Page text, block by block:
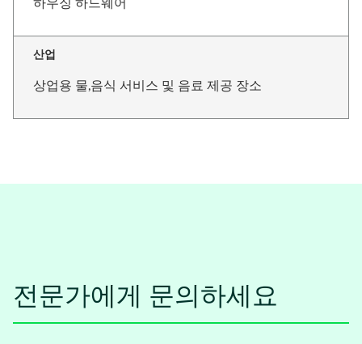
산업
상업용 물,음식 서비스 및 음료 제공 장소
전문가에게 문의하세요